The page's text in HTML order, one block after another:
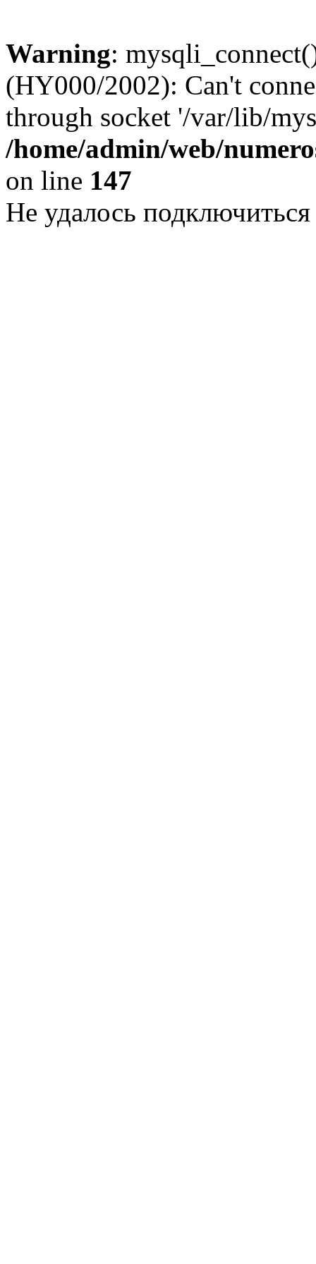
Warning:
(HY000/2002): Can't
through socket '/var/lib/
/home/admin/web/
on line 147
Не удалось